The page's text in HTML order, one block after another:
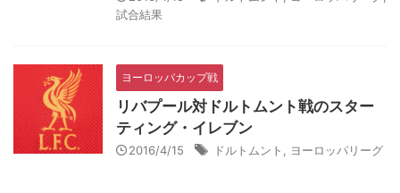
試合結果
ヨーロッパカップ戦
リバプール対ドルトムント戦のスター
ティング・イレブン
2016/4/15 ドルトムント ヨーロッパリーグ